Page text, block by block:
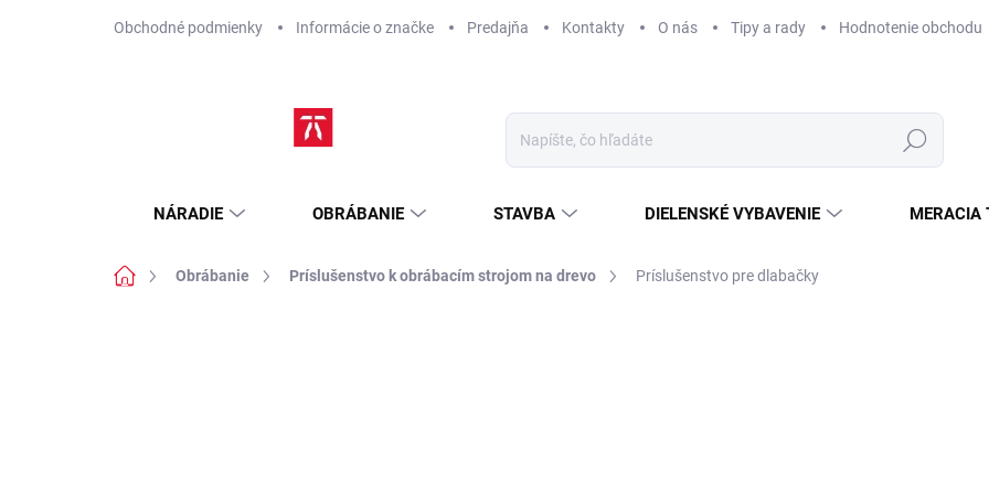
Obchodné podmienky Informácie o značke Predajňa Kontakty O nás Tipy a rady Hodnotenie obchodu
Hľadať
NÁRADIE OBRÁBANIE STAVBA DIELENSKÉ VYBAVENIE MERACIA
DomovObrábanie Príslušenstvo k obrábacím strojom na drevo Príslušenstvo pre dlabačky